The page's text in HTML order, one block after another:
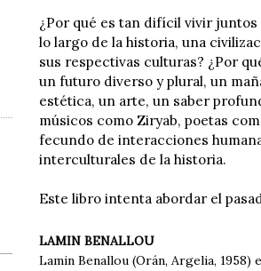
¿Por qué es tan difícil vivir juntos
lo largo de la historia, una
sus respectivas culturas? ¿Por
un futuro diverso y plural, un
estética, un arte, un saber
músicos como Ziryab, poetas
fecundo de interacciones
interculturales de la historia.
Este libro intenta abordar el
LAMIN BENALLOU
Lamin Benallou (Orán, Argelia,